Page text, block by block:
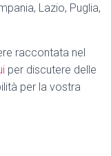
Lazio, Puglia,
raccontata nel
per discutere delle
per la vostra